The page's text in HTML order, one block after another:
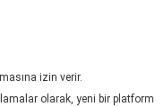
izin verir.
olarak, yeni bir platform